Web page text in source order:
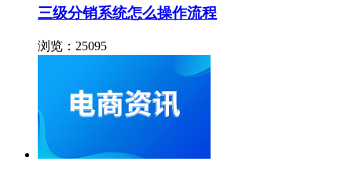
三级分销系统怎么操作流程
浏览：25095